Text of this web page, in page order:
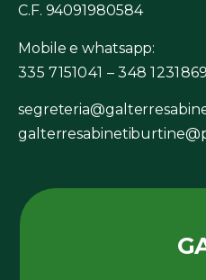
C.F. 94091980584
Mobile e whatsapp:
335 7151041 – 348